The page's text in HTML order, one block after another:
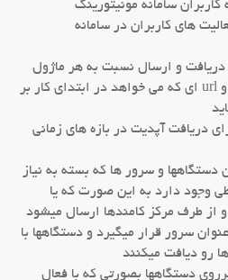
سامانه مونیتورینگ
های کاربران در سامانه
و ارسال نسبت به هر ماژول
تشخیص دامنه ای اصلی و url ای که می خواهد در ابتدای کار بر
دریافت آپدیت در بازه های زمانی
دستگاهها و سرور ها که بسته به نیاز
وجود دارد به این صورت که یا
از طرف مرکز کامندها ارسال میشود
سرور قرار میگیرد و دستگاهها با
رو دیافت میکنند
دستگاهها بصورتی که با فعال